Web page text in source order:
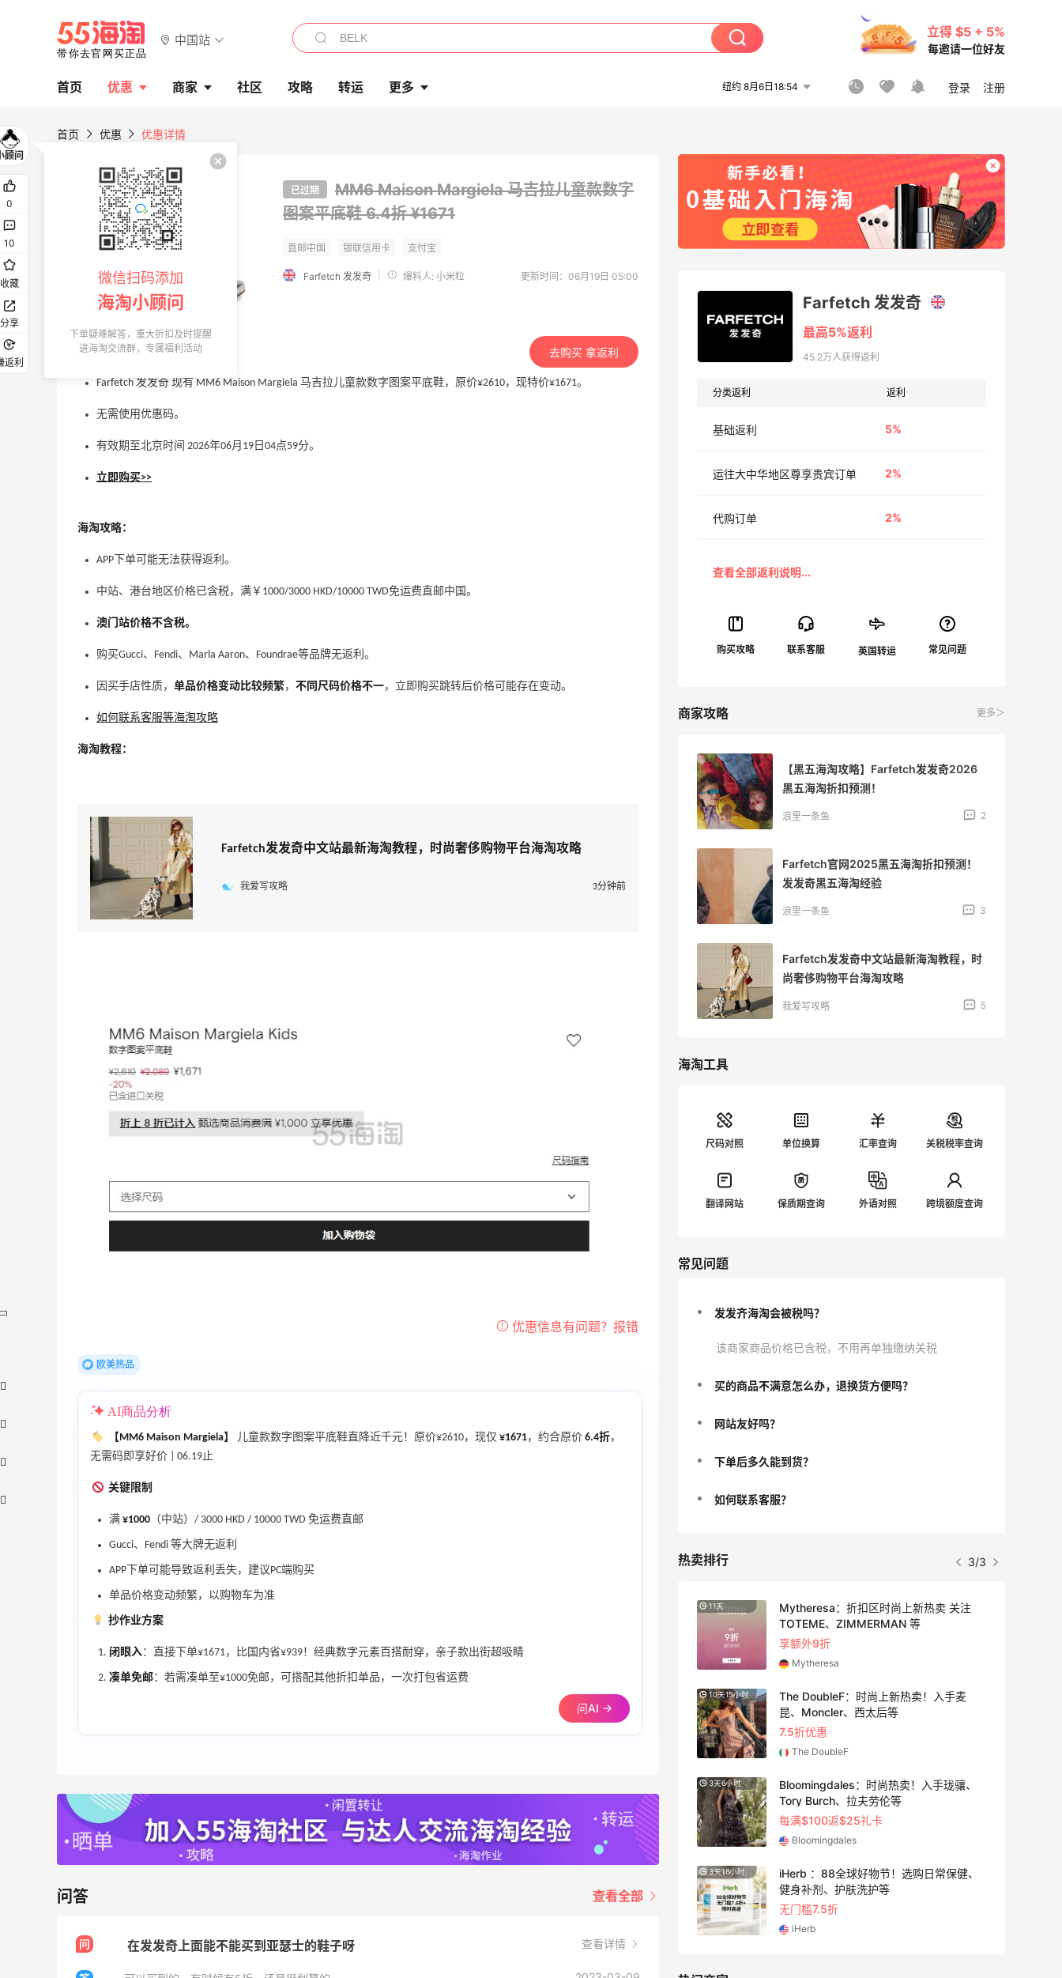
中国站
立得 $5 + 5%
每邀请一位好友
首页 优惠 商家 社区 攻略 转运 更多 纽约 8月6日18:54 登录 注册
首页 优惠 优惠详情
已过期
MM6 Maison Margiela 马吉拉儿童款数字
图案平底鞋6.4折 ¥1671
Farfetch 发发奇 爆料人: 小米粒 更新时间：06月19日 05:00
去购买 拿返利
Farfetch 发发奇 现有 MM6 Maison Margiela 马吉拉儿童款数字图案平底鞋，原价¥2610，现特价¥1671。
无需使用优惠码。
有效期至北京时间 2026年06月19日04点59分。
立即购买>>
海淘攻略：
APP下单可能无法获得返利。
中站、港台地区价格已含税，满￥1000/3000 HKD/10000 TWD免运费直邮中国。
澳门站价格不含税。
购买Gucci、Fendi、Marla Aaron、Foundrae等品牌无返利。
因买手店性质， 单品价格变动比较频繁， 不同尺码价格不一，立即购买跳转后价格可能存在变动。
如何联系客服等海淘攻略
海淘教程：
Farfetch发发奇中文站最新海淘教程，时尚奢侈购物平台海淘攻略
我爱写攻略 3分钟前
欧美热品
AI商品分析
【MM6 Maison Margiela】 儿童款数字图案平底鞋直降近千元！原价¥2610，现仅 ¥1671，约合原价 6.4折，
无需码即享好价 | 06.19止
关键限制
满 ¥1000 （中站）/ 3000 HKD / 10000 TWD 免运费直邮
Gucci、Fendi 等大牌无返利
APP下单可能导致返利丢失，建议PC端购买
单品价格变动频繁，以购物车为准
抄作业方案
闭眼入：直接下单¥1671，比国内省¥939！经典数字元素百搭耐穿，亲子款出街超吸睛
凑单免邮：若需凑单至¥1000免邮，可搭配其他折扣单品，一次打包省运费
问AI →
问答 查看全部
问 在发发奇上面能不能买到亚瑟士的鞋子呀 查看详情
Farfetch 发发奇
最高5%返利
45.2万人获得返利
分类返利 返利
基础返利 5%
运往大中华地区尊享贵宾订单 2%
代购订单 2%
英国转运
商家攻略 更多＞
【黑五海淘攻略】Farfetch发发奇2026
黑五海淘折扣预测！
浪里一条鱼 2
Farfetch官网2025黑五海淘折扣预测！
发发奇黑五海淘经验
浪里一条鱼 3
Farfetch发发奇中文站最新海淘教程，时
尚奢侈购物平台海淘攻略
我爱写攻略 5
海淘工具
尺码对照 单位换算 汇率查询 关税税率查询
翻译网站 保质期查询 外语对照 跨境额度查询
常见问题
发发齐海淘会被税吗？
该商家商品价格已含税，不用再单独缴纳关税
买的商品不满意怎么办，退换货方便吗？
网站友好吗？
下单后多久能到货？
如何联系客服？
热卖排行 3/3
衣、金属银跆拳道鞋等
2件8折 叠加满HK$1800-100
满赠正装橘子眼霜+精华唇蜜等好礼
袋、服饰、鞋履等
低至5折
Diesel Europe
Sandro us
【55专享】Base Blu：时尚上新热卖 关注
PRADA、LOEWE、加拿大鹅等
享9折优惠
满$200享8.5折优惠+部分送好礼
Bloomingdales
11天
Mytheresa：折扣区时尚上新热卖 关注
TOTEME、ZIMMERMAN 等
享额外9折
Mytheresa
10天15小时
The DoubleF：时尚上新热卖！入手麦
昆、Moncler、西太后等
7.5折优惠
The DoubleF
3天6小时
Bloomingdales：时尚热卖！入手珑骧、
Tory Burch、拉夫劳伦等
每满$100返$25礼卡
Bloomingdales
3天18小时
iHerb ：88全球好物节！选购日常保健、
健身补剂、护肤洗护等
无门槛7.5折
iHerb
0
10
收藏
分享
返利
微信扫码添加
海淘小顾问
下单疑难解答，重大折扣及时提醒
进海淘交流群，专属福利活动